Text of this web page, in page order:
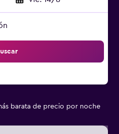
barata de precio por noche